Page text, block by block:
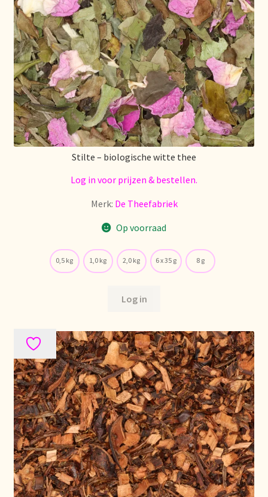
Over ons
Pagos y descuentos
Paiement et réductions
Payment and discounts
Pedidos y plazos de entrega
Personal Branding
Personal Branding
Preispolitik
Pricing policy
Prijsbeleid
Privacy statement
Privacyverklaring
Stilte – biologische witte thee
Log in voor prijzen & bestellen.
Merk: De Theefabriek
Op voorraad
0,5 kg 1,0 kg 2,0 kg 6 x 35 g 8 g
Log in